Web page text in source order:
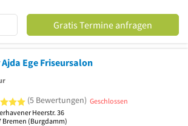
Gratis Termine anfragen
Ege Friseursalon
5 von 5 Sternen
(5 Bewertungen) Geschlossen
Heerstr. 36
Bremen (Burgdamm)